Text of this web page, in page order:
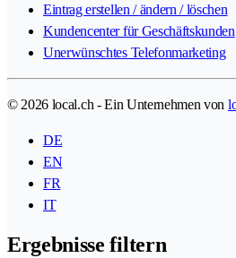
Eintrag erstellen / ändern / löschen
Kundencenter für Geschäftskunden
Unerwünschtes Telefonmarketing
© 2026 local.ch - Ein Unternehmen von
DE
EN
FR
IT
Ergebnisse filtern